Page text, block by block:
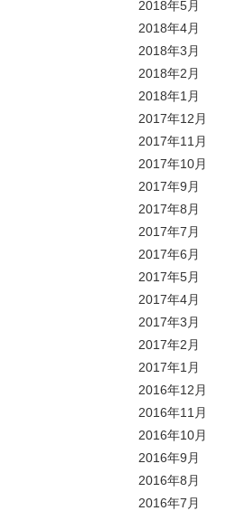
2018年5月
2018年4月
2018年3月
2018年2月
2018年1月
2017年12月
2017年11月
2017年10月
2017年9月
2017年8月
2017年7月
2017年6月
2017年5月
2017年4月
2017年3月
2017年2月
2017年1月
2016年12月
2016年11月
2016年10月
2016年9月
2016年8月
2016年7月